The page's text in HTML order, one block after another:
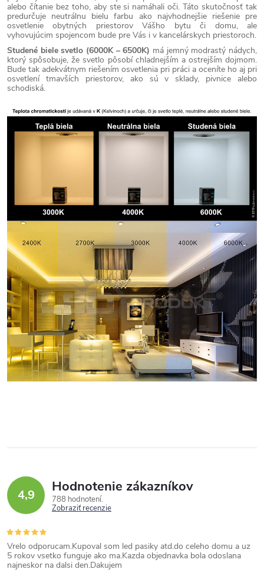
alebo čítanie bez toho, aby ste si namáhali oči. Táto skutočnosť tak
predurčuje neutrálnu bielu farbu ako najvhodnejšie riešenie pre
osvetlenie obytných priestorov Vášho bytu či domu, ale
vyhovujúcim spojencom bude pre Vás i v kancelárskych priestoroch.
Studené biele svetlo (6000K – 6500K) má jemný modrastý nádych,
ktorý spôsobuje, že svetlo pôsobí chladnejším a ostrejším dojmom.
Bude tak adekvátnym riešením osvetlenia pri práci a oceníte ho aj pri
osvetlení tmavších priestorov, ako sú v sklady, pivnice alebo
schodiská.
4,9 Hodnotenie zákazníkov
788 hodnotení
Zobraziť recenzie
Vrelo odporucam.Kupoval som led pasiky atd.do celeho domu a uz
5 rokov vsetko funguje ako ma.Kazda objednavka bola odoslana
najneskor na dalsi den.Dakujem